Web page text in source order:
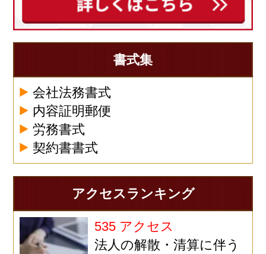
書式集
会社法務書式
内容証明郵便
労務書式
契約書書式
アクセスランキング
535 アクセス
法人の解散・清算に伴う